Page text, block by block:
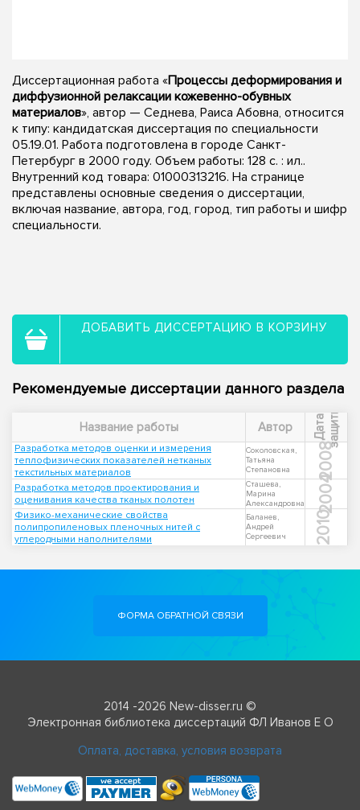
Диссертационная работа «Процессы деформирования и
диффузионной релаксации кожевенно-обувных
материалов», автор — Седнева, Раиса Абовна, относится
к типу: кандидатская диссертация по специальности
05.19.01. Работа подготовлена в городе Санкт-
Петербург в 2000 году. Объем работы: 128 с. : ил..
Внутренний код товара: 01000313216. На странице
представлены основные сведения о диссертации,
включая название, автора, год, город, тип работы и шифр
специальности.
ДОБАВИТЬ ДИССЕРТАЦИЮ В КОРЗИНУ
Рекомендуемые диссертации данного раздела
Название работы Автор Д
а
т
а
з
а
щ
и
т ы
Разработка методов оценки и измерения
теплофизических показателей нетканых
текстильных материалов
Соколовская,
Татьяна
Степановна
2008
Разработка методов проектирования и
оценивания качества тканых полотен
Сташева,
Марина
Александровна
2004
Физико-механические свойства
полипропиленовых пленочных нитей с
углеродными наполнителями
Баланев,
Андрей
Сергеевич
2010
ФОРМА ОБРАТНОЙ СВЯЗИ
2014 -2026 New-disser.ru ©
Электронная библиотека диссертаций ФЛ Иванов Е О
Оплата, доставка, условия возврата